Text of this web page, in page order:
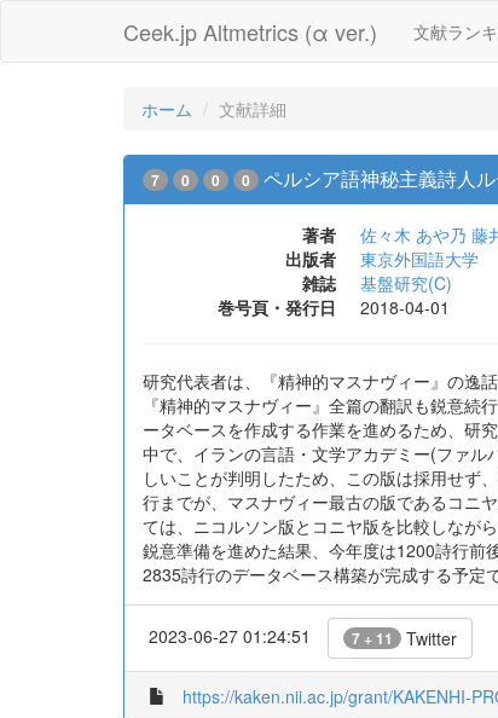
Ceek.jp Altmetrics (α ver.) 文献ラン
ホーム 文献詳細
7 0 0 0 ペルシア語神秘主義詩人
著者 佐々木 あや乃 藤
出版者
東京外国語大学
雑誌
基盤研究(C)
巻号頁・発行日
2018-04-01
研究代表者は、『精神的マスナヴィー』の逸
『精神的マスナヴィー』全篇の翻訳も鋭意
ータベースを作成する作業を進めるため、研
中で、イランの言語・文学アカデミー(ファ
しいことが判明したため、この版は採用せず
行までが、マスナヴィー最古の版であるコニ
ては、ニコルソン版とコニヤ版を比較しなが
鋭意準備を進めた結果、今年度は1200詩行前
2835詩行のデータベース構築が完成する予定
2023-06-27 01:24:51 7 + 11 Twitter
https://kaken.nii.ac.jp/grant/KAKENHI-